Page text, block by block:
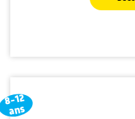
8-12
ans